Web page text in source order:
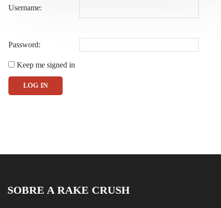
Username:
Password:
Keep me signed in
LOG IN
SOBRE A RAKE CRUSH